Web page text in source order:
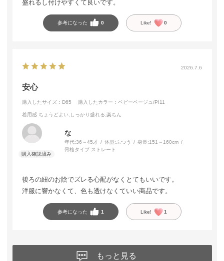
盛れるし付けやすくて良いです。
参考になった 0 Like! 0
2026.7.6
安心
購入したサイズ：D65 購入したカラー：ベビーベージュ/PI11
着用感:ちょうどよい,しっかり盛れる,楽ちん
な
年代:36～45才 体型:ふつう 身長:151～160cm
骨格タイプ:ストレート
後ろの紐のお陰でズレる心配がなくとてもいいです。
洋服に響かなくて、色も透けなくていい商品です。
参考になった 1 Like! 1
もっと見る